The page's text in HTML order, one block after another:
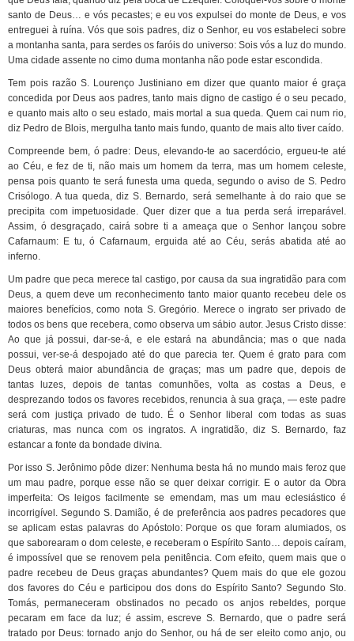
santo de Deus… e vós pecastes; e eu vos expulsei do monte de Deus, e vos
entreguei à ruína. Vós que sois padres, diz o Senhor, eu vos estabeleci sobre
a montanha santa, para serdes os faróis do universo: Sois vós a luz do mundo.
Uma cidade assente no cimo duma montanha não pode estar escondida.
Tem pois razão S. Lourenço Justiniano em dizer que quanto maior é graça
concedida por Deus aos padres, tanto mais digno de castigo é o seu pecado,
e quanto mais alto o seu estado, mais mortal a sua queda. Quem cai num rio,
diz Pedro de Blois, mergulha tanto mais fundo, quanto de mais alto tiver caído.
Compreende bem, ó padre: Deus, elevando-te ao sacerdócio, ergueu-te até
ao Céu, e fez de ti, não mais um homem da terra, mas um homem celeste,
pensa pois quanto te será funesta uma queda, segundo o aviso de S. Pedro
Crisólogo. A tua queda, diz S. Bernardo, será semelhante à do raio que se
precipita com impetuosidade. Quer dizer que a tua perda será irreparável.
Assim, ó desgraçado, cairá sobre ti a ameaça que o Senhor lançou sobre
Cafarnaum: E tu, ó Cafarnaum, erguida até ao Céu, serás abatida até ao
inferno.
Um padre que peca merece tal castigo, por causa da sua ingratidão para com
Deus, a quem deve um reconhecimento tanto maior quanto recebeu dele os
maiores benefícios, como nota S. Gregório. Merece o ingrato ser privado de
todos os bens que recebera, como observa um sábio autor. Jesus Cristo disse:
Ao que já possui, dar-se-á, e ele estará na abundância; mas o que nada
possui, ver-se-á despojado até do que parecia ter. Quem é grato para com
Deus obterá maior abundância de graças; mas um padre que, depois de
tantas luzes, depois de tantas comunhões, volta as costas a Deus, e
desprezando todos os favores recebidos, renuncia à sua graça, — este padre
será com justiça privado de tudo. É o Senhor liberal com todas as suas
criaturas, mas nunca com os ingratos. A ingratidão, diz S. Bernardo, faz
estancar a fonte da bondade divina.
Por isso S. Jerônimo pôde dizer: Nenhuma besta há no mundo mais feroz que
um mau padre, porque esse não se quer deixar corrigir. E o autor da Obra
imperfeita: Os leigos facilmente se emendam, mas um mau eclesiástico é
incorrigível. Segundo S. Damião, é de preferência aos padres pecadores que
se aplicam estas palavras do Apóstolo: Porque os que foram alumiados, os
que saborearam o dom celeste, e receberam o Espírito Santo… depois caíram,
é impossível que se renovem pela penitência. Com efeito, quem mais que o
padre recebeu de Deus graças abundantes? Quem mais do que ele gozou
dos favores do Céu e participou dos dons do Espírito Santo? Segundo Sto.
Tomás, permaneceram obstinados no pecado os anjos rebeldes, porque
pecaram em face da luz; é assim, escreve S. Bernardo, que o padre será
tratado por Deus: tornado anjo do Senhor, ou há de ser eleito como anjo, ou